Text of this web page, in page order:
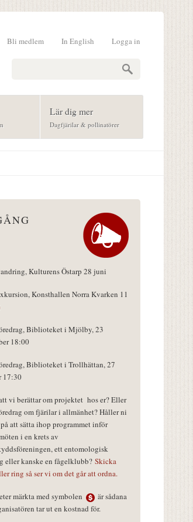
Logga in
In English
Bli medlem
Lär dig mer
Dagfjärilar & pollinatörer
Kulturens Östarp 28 juni
Konsthallen Norra Kvarken 11
Biblioteket i Mjölby, 23
18:00
Biblioteket i Trollhättan, 27
17:30
vi berättar om projektet hos er? Eller
om fjärilar i allmänhet? Håller ni
att sätta ihop programmet inför
i en krets av
ett entomologisk
eller kanske en fågelklubb? Skicka
ring så ser vi om det går att ordna.
märkta med symbolen
är sådana
tar ut en kostnad för.